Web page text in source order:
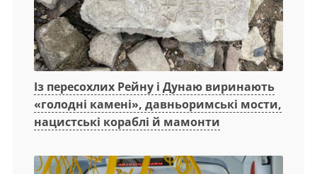
Із пересохлих Рейну і Дунаю виринають
«голодні камені», давньоримські мости,
нацистські кораблі й мамонти